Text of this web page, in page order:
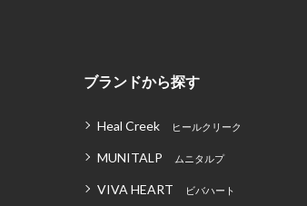
ブランドから探す
Heal Creek ヒールクリーク
MUNITALP ムニタルプ
VIVA HEART ビバハート